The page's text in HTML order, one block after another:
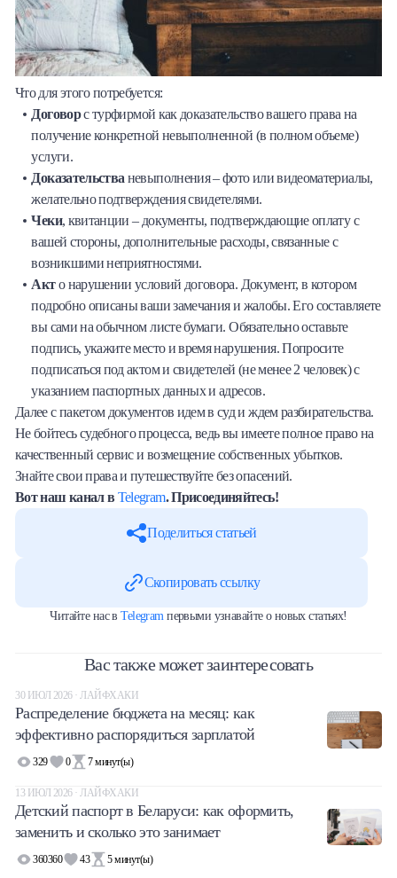
Что для этого потребуется:
Договорс турфирмой как доказательство вашего права на
получение конкретной невыполненной (в полном объеме)
услуги.
Доказательстваневыполнения – фото или видеоматериалы,
желательно подтверждения свидетелями.
Чеки, квитанции – документы, подтверждающие оплату с
вашей стороны, дополнительные расходы, связанные с
возникшими неприятностями.
Акто нарушении условий договора. Документ, в котором
подробно описаны ваши замечания и жалобы. Его составляете
вы сами на обычном листе бумаги. Обязательно оставьте
подпись, укажите место и время нарушения. Попросите
подписаться под актом и свидетелей (не менее 2 человек) с
указанием паспортных данных и адресов.
Далее с пакетом документов идем в суд и ждем разбирательства.
Не бойтесь судебного процесса, ведь вы имеете полное право на
качественный сервис и возмещение собственных убытков.
Знайте свои права и путешествуйте без опасений.
Вот наш канал в Telegram. Присоединяйтесь!
Поделиться статьей
Скопировать ссылку
Читайте нас вTelegramпервыми узнавайте о новых статьях!
Вас также может заинтересовать
30 ИЮЛ 2026 · ЛАЙФХАКИ
Распределение бюджета на месяц: как
эффективно распорядиться зарплатой
329 0 7минут(ы)
13 ИЮЛ 2026 · ЛАЙФХАКИ
Детский паспорт в Беларуси: как оформить,
заменить и сколько это занимает
360360 43 5минут(ы)